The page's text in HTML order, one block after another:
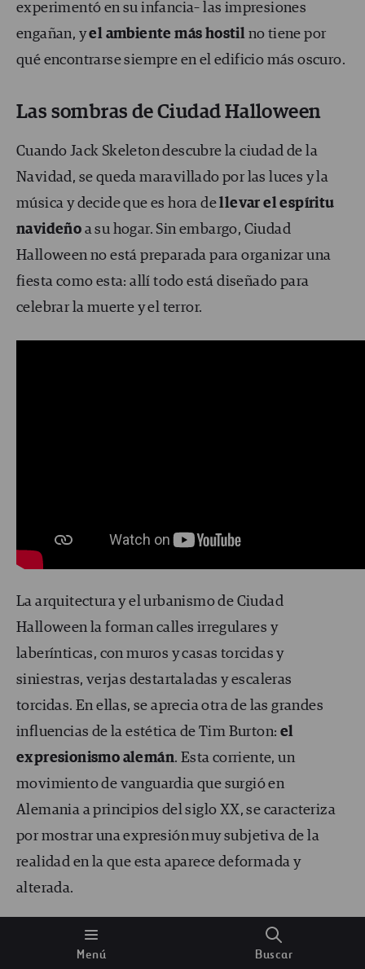
Menú Buscar
experimentó en su infancia– las impresiones
engañan, yel ambiente más hostil no tiene por
qué encontrarse siempre en el edificio más oscuro.
Las sombras de Ciudad Halloween
Cuando Jack Skeleton descubre la ciudad de la
Navidad, se queda maravillado por las luces y la
música y decide que es hora dellevar el espíritu
navideño a su hogar. Sin embargo, Ciudad
Halloween no está preparada para organizar una
fiesta como esta: allí todo está diseñado para
celebrar la muerte y el terror.
La arquitectura y el urbanismo de Ciudad
Halloween la forman calles irregulares y
laberínticas, con muros y casas torcidas y
siniestras, verjas destartaladas y escaleras
torcidas. En ellas, se aprecia otra de las grandes
influencias de la estética de Tim Burton: el
expresionismo alemán. Esta corriente, un
movimiento de vanguardia que surgió en
Alemania a principios del siglo XX, se caracteriza
por mostrar una expresión muy subjetiva de la
realidad en la que esta aparece deformada y
alterada.
El cine expresionista alemán utiliza los juegos de
luces para crear sombras alargadas y las líneas